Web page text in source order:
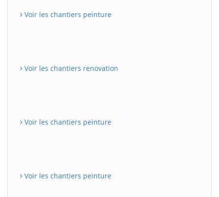
Voir les chantiers peinture
Voir les chantiers renovation
Voir les chantiers peinture
Voir les chantiers peinture